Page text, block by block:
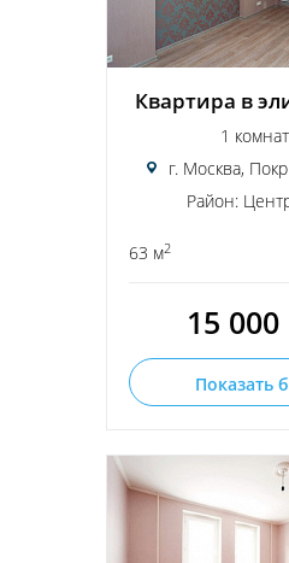
Квартира в
1
г. Москва,
Район:
63 м2
15 000
Показать